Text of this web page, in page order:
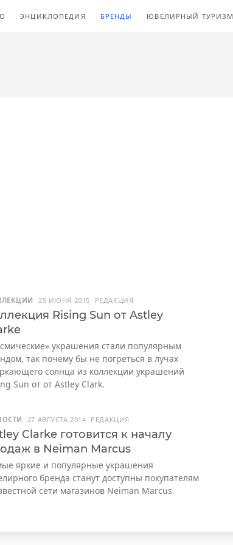
ЭНЦИКЛОПЕДИЯ БРЕНДЫ ЮВЕЛИРНЫЙ ТУРИЗМ
25 ИЮНЯ 2015 РЕДАКЦИЯ
Rising Sun от Astley
украшения стали популярным
так почему бы не погреться в лучах
солнца из коллекции украшений
Sun от от Astley Clark.
27 АВГУСТА 2014 РЕДАКЦИЯ
Clarke готовится к началу
в Neiman Marcus
яркие и популярные украшения
бренда станут доступны покупателям
сети магазинов Neiman Marcus.